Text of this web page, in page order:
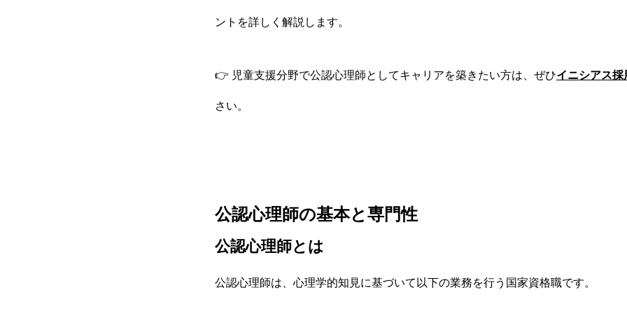
ントを詳しく解説します。
👉 児童支援分野で公認心理師としてキャリアを築きたい方は、ぜひイニシアス採
さい。
公認心理師の基本と専門性
公認心理師とは
公認心理師は、心理学的知見に基づいて以下の業務を行う国家資格職です。